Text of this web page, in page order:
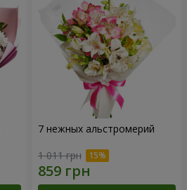
7 нежных альстромерий
1 011 грн